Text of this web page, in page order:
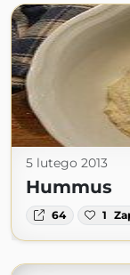
5 lutego 2013
Hummus
64 1